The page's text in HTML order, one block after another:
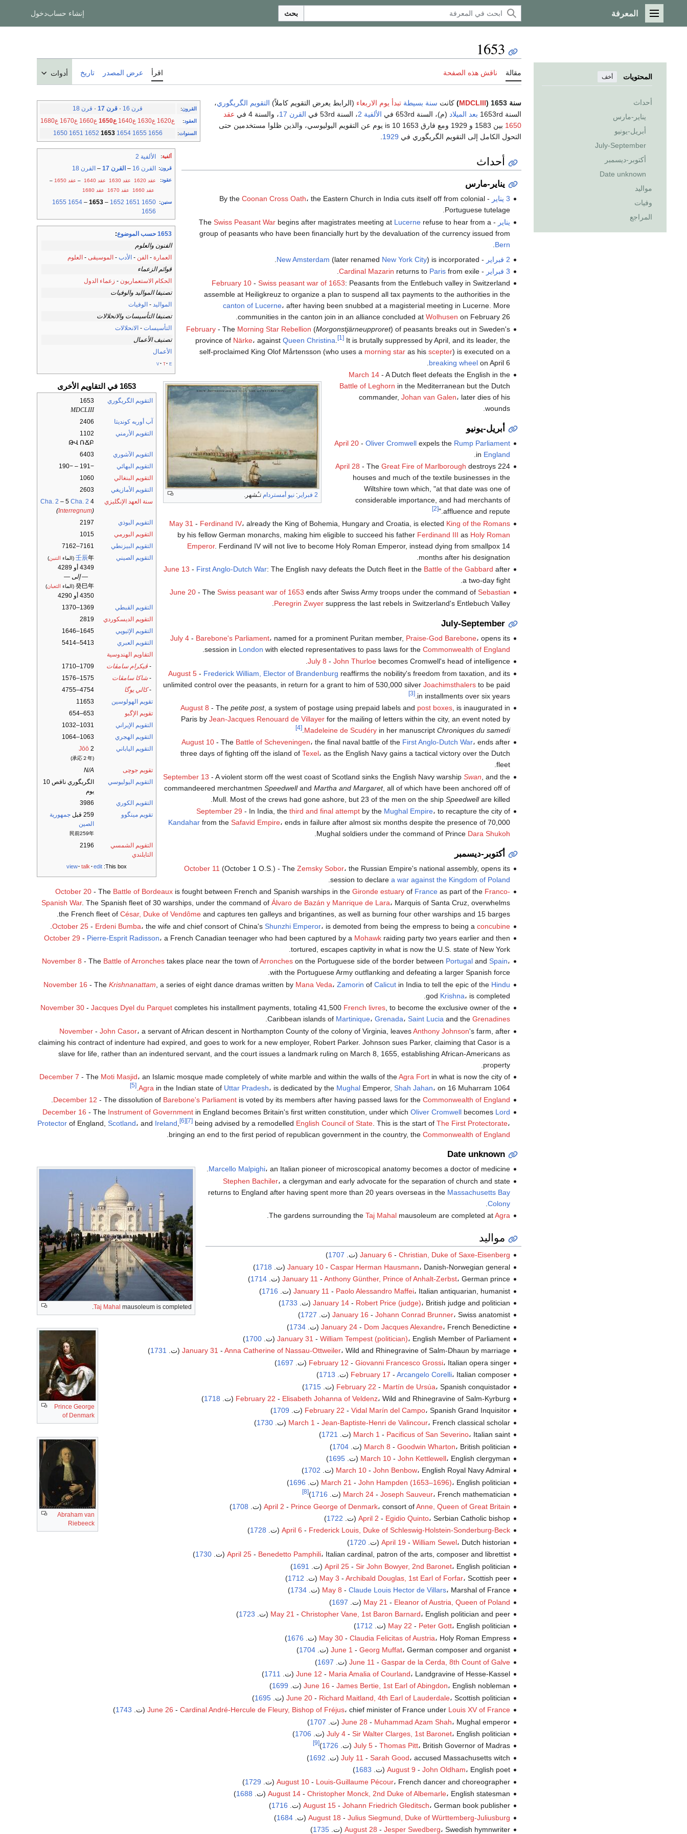
القائمة الرئيسية
المعرفة بحث إنشاء حسابدخول
المحتويات أخف
أحداث
يناير-مارس
أبريل-يونيو
July-September
أكتوبر-ديسمبر
Date unknown
مواليد
وفيات
المراجع
1653
مقالة ناقش هذه الصفحة اقرأ عرض المصدر تاريخ أدوات
القرون: قرن 16 · قرن 17 · قرن 18
العقود: ع1620 ع1630 ع1640 ع1650 ع1660 ع1670 ع1680
السنوات:
1650 1651 1652 1653 1654 1655 1656
ألفية: الألفية 2
قرون: القرن 16 – القرن 17 – القرن 18
عقود: عقد 1620 عقد 1630 عقد 1640 – عقد 1650
–
عقد 1660
عقد 1670 عقد 1680
سنين:
1650
1651
1652
–
1653
–
1654
1655
1656
1653 حسب الموضوع
:
الفنون والعلوم
العمارة - الفن - الأدب - الموسيقى - العلوم
قوائم الزعماء
الحكام الاستعماريون - زعماء الدول
تصنيفا المواليد والوفيات
المواليد - الوفيات
تصنيفا التأسيسات والانحلالات
التأسيسات - الانحلالات
تصنيف الأعمال
الأعمال
v t e
1653 في التقاويم الأخرى
التقويم الگريگوري
1653
MDCLIII
آب أوربه كونديتا
2406
التقويم الأرمني
1102
ԹՎ ՌՃԲ
التقويم الآشوري
6403
التقويم البهائي
−191 – −190
التقويم البنغالي
1060
التقويم الأمازيغي
2603
سنة العهد الإنگليزي
4
Cha. 2 – 5 Cha. 2
(
Interregnum
)
التقويم البوذي
2197
التقويم البورمي
1015
التقويم البيزنطي
7161–7162
التقويم الصيني
壬辰年 (الماء التنين)
4349 أو 4289
— إلى —
癸巳年 (الماء الثعبان)
4350 أو 4290
التقويم القبطي
1369–1370
التقويم الديسكوردي
2819
التقويم الإثيوپي
1645–1646
التقويم العبري
5413–5414
التقاويم الهندوسية
- ڤيكرام سامڤات
1709–1710
-شاكا سامڤات
1575–1576
-كالي يوگا
4754–4755
تقويم الهولوسين
11653
تقويم الإگبو
653–654
التقويم الإيراني
1031–1032
التقويم الهجري
1063–1064
التقويم الياباني
Jōō 2
(承応２年)
تقويم جوچى
N/A
التقويم اليوليوسي
الگريگوري ناقص 10
يوم
التقويم الكوري
3986
تقويم مينگوو
259 قبل
جمهورية
الصين
民前259年
التقويم الشمسي
التايلندي
2196
This box:
view talk edit
سنة 1653 ( MDCLIII
) كانت سنة بسيطة تبدأ يوم الاربعاء (الرابط يعرض التقويم كاملاً) التقويم الگريگوري،
السنة 1653rd
بعد الميلاد (م)، السنة 653rd في الألفية 2 ، السنة 53rd في القرن 17 ، والسنة 4 في
عقد
1650
بين 1583 و 1929 ومع فارق 1653 is 10 يوم عن التقويم اليوليوسي، والذين ظلوا مستخدمين حتى
التحول الكامل إلى التقويم الگريگوري في 1929
أحداث
يناير-مارس
3 يناير - By the
Coonan Cross Oath، the Eastern Church in India cuts itself off from colonial
Portuguese tutelage.
يناير - The
Swiss Peasant Warbegins after magistrates meeting at Lucernerefuse to hear from a
group of peasants who have been financially hurt by the devaluation of the currency issued from
Bern
2 فبراير : نيو أمستردام تـُشهر.
2 فبراير -
New Amsterdam (later renamed New York City) is incorporated.
3 فبراير
-
Cardinal Mazarin returns to Parisfrom exile.
February 10- Swiss peasant war of 1653: Peasants from the Entlebuch valley in Switzerland
assemble at Heiligkreuz to organize a plan to suspend all tax payments to the authorities in the
canton of Lucerne، after having been snubbed at a magisterial meeting in Lucerne. More
communities in the canton join in an alliance concluded at Wolhusen on February 26.
February - The Morning Star Rebellion (Morgonstjärneupproret) of peasants breaks out in Sweden's
province of Närke، against Queen Christina [1]It is brutally suppressed by April, and its leader, the
self-proclaimed King Olof Mårtensson (who uses a morning staras his scepter) is executed on a
breaking wheelon April 6.
March 14- A Dutch fleet defeats the English in the
Battle of Leghorn in the Mediterranean but the Dutch
commander, Johan van Galen، later dies of his
wounds.
أبريل-يونيو
April 20- Oliver Cromwellexpels the Rump Parliament
in England
April 28 - The Great Fire of Marlborough destroys 224
houses and much of the textile businesses in the
Wiltshire town which, "at that date was one of
considerable importance, and had merchants of
affluence and repute."
[2]
May 31 - Ferdinand IV، already the King of Bohemia, Hungary and Croatia, is elected King of the Romans
by his fellow German monarchs, making him eligible to succeed his father Ferdinand III as Holy Roman
Emperor. Ferdinand IV will not live to become Holy Roman Emperor, instead dying from smallpox 14
months after his designation.
June 13 - First Anglo-Dutch War: The English navy defeats the Dutch fleet in the Battle of the Gabbard after
a two-day fight.
June 20- The Swiss peasant war of 1653 ends after Swiss Army troops under the command of Sebastian
Peregrin Zwyersuppress the last rebels in Switzerland's Entlebuch Valley.
July-September
July 4- Barebone's Parliament، named for a prominent Puritan member, Praise-God Barebone، opens its
session in London with elected representatives to pass laws for the Commonwealth of England
July 8 - John Thurloebecomes Cromwell's head of intelligence.
August 5- Frederick William, Elector of Brandenburg reaffirms the nobility's freedom from taxation, and its
unlimited control over the peasants, in return for a grant to him of 530,000 silver Joachimsthalersto be paid
in installments over six years.
[3]
August 8 - The petite post, a system of postage using prepaid labels and post boxes, is inaugurated in
Paris by Jean-Jacques Renouard de Villayerfor the mailing of letters within the city, an event noted by
Madeleine de Scudéryin her manuscript Chroniques du samedi
.
[4]
August 10- The Battle of Scheveningen، the final naval battle of the First Anglo-Dutch War، ends after
three days of fighting off the island of Texel، as the English Navy gains a tactical victory over the Dutch
fleet.
September 13 - A violent storm off the west coast of Scotland sinks the English Navy warship Swan , and the
commandeered merchantmen Speedwelland Martha and Margaret, all of which have been anchored off of
Mull. Most of the crews had gone ashore, but 23 of the men on the ship Speedwellare killed.
September 29 - In India, the third and final attemptby the Mughal Empire، to recapture the city of
Kandaharfrom the Safavid Empire، ends in failure after almost six months despite the presence of 70,000
Mughal soldiers under the command of Prince Dara Shukoh
.
أكتوبر-ديسمبر
October 11 (October 1 O.S.) - The Zemsky Sobor، the Russian Empire's national assembly, opens its
session to declare a war against the Kingdom of Poland
October 20- The Battle of Bordeauxis fought between French and Spanish warships in the Gironde estuaryof Franceas part of the Franco-
Spanish War. The Spanish fleet of 30 warships, under the command of Álvaro de Bazán y Manrique de Lara، Marquis of Santa Cruz, overwhelms
the French fleet of César, Duke of Vendômeand captures ten galleys and brigantines, as well as burning four other warships and 15 barges.
October 25- Erdeni Bumba، the wife and chief consort of China's Shunzhi Emperor، is demoted from being the empress to being a concubine
October 29 - Pierre-Esprit Radisson، a French Canadian teenager who had been captured by a Mohawkraiding party two years earlier and then
tortured, escapes captivity in what is now the U.S. state of New York.
November 8 - The Battle of Arronchestakes place near the town ofArroncheson the Portuguese side of the border between Portugaland Spain،
with the Portuguese Army outflanking and defeating a larger Spanish force.
November 16 - The Krishnanattam , a series of eight dance dramas written by Mana Veda، Zamorin of Calicutin India to tell the epic of the Hindu
god Krishna، is completed.
November 30- Jacques Dyel du Parquetcompletes his installment payments, totaling 41,500 French livres, to become the exclusive owner of the
Caribbean islands of Martinique، Grenada، Saint Lucia and the Grenadines
November- John Casor، a servant of African descent in Northampton County of the colony of Virginia, leavesAnthony Johnson's farm, after
claiming his contract of indenture had expired, and goes to work for a new employer, Robert Parker. Johnson sues Parker, claiming that Casor is a
slave for life, rather than an indentured servant, and the court issues a landmark ruling on March 8, 1655, establishing African-Americans as
property.
December 7 - The Moti Masjid، an Islamic mosque made completely of white marble and within the walls of theAgra Fortin what is now the city of
Agra in the Indian state of Uttar Pradesh، is dedicated by the MughalEmperor, Shah Jahan، on 16 Muharram 1064. [5]
December 12 - The dissolution of Barebone's Parliamentis voted by its members after having passed laws for the Commonwealth of England
.
December 16 - The Instrument of Governmentin England becomes Britain's first written constitution, under which Oliver Cromwellbecomes Lord
Protectorof England, Scotland، and Ireland [6] [7]being advised by a remodelled English Council of State. This is the start of The First Protectorate،
bringing an end to the first period of republican government in the country, the Commonwealth of England
Date unknown
Taj Mahal mausoleum is completed.
Marcello Malpighi، an Italian pioneer of microscopical anatomy becomes a doctor of medicine.
Stephen Bachiler، a clergyman and early advocate for the separation of church and state
returns to England after having spent more than 20 years overseas in the Massachusetts Bay
Colony
The gardens surrounding the Taj Mahalmausoleum are completed atAgra
مواليد
Prince George
of Denmark
Abraham van
Riebeeck
January 6 - Christian, Duke of Saxe-Eisenberg (ت. 1707
)
January 10- Caspar Herman Hausmann، Danish-Norwegian general (ت. 1718
)
January 11 - Anthony Günther, Prince of Anhalt-Zerbst، German prince (ت. 1714
)
January 11 - Paolo Alessandro Maffei، Italian antiquarian, humanist (ت. 1716
)
January 14- Robert Price (judge)، British judge and politician (ت. 1733
)
January 16 - Johann Conrad Brunner، Swiss anatomist (ت. 1727
)
January 24- Dom Jacques Alexandre، French Benedictine (ت. 1734
)
January 31 - William Tempest (politician)، English Member of Parliament (ت. 1700
)
January 31 - Anna Catherine of Nassau-Ottweiler، Wild and Rhinegravine of Salm-Dhaun by marriage (ت. 1731
)
February 12 - Giovanni Francesco Grossi، Italian opera singer (ت. 1697
)
February 17 - Arcangelo Corelli، Italian composer (ت. 1713
)
February 22 - Martín de Ursúa، Spanish conquistador (ت. 1715
)
February 22 - Elisabeth Johanna of Veldenz، Wild and Rhinegravine of Salm-Kyrburg (ت. 1718
)
February 22 - Vidal Marín del Campo، Spanish Grand Inquisitor (ت. 1709
)
March 1 - Jean-Baptiste-Henri de Valincour، French classical scholar (ت. 1730
)
March 1 - Pacificus of San Severino، Italian saint (ت. 1721
)
March 8 - Goodwin Wharton، British politician (ت. 1704
)
March 10- John Kettlewell، English clergyman (ت. 1695
)
March 10- John Benbow، English Royal Navy Admiral (ت. 1702
)
March 21 - John Hampden (1653–1696)، English politician (ت. 1696
)
March 24- Joseph Sauveur، French mathematician (ت. 1716
)
[8]
April 2 - Prince George of Denmark، consort ofAnne, Queen of Great Britain (ت. 1708
)
April 2 - Egidio Quinto، Serbian Catholic bishop (ت. 1722
)
April 6 - Frederick Louis, Duke of Schleswig-Holstein-Sonderburg-Beck (ت. 1728
)
April 19 - William Sewel، Dutch historian (ت. 1720
)
April 25- Benedetto Pamphili، Italian cardinal, patron of the arts, composer and librettist (ت. 1730
)
April 25- Sir John Bowyer, 2nd Baronet، English politician (ت. 1691
)
May 3 - Archibald Douglas, 1st Earl of Forfar، Scottish peer (ت. 1712
)
May 8 - Claude Louis Hector de Villars، Marshal of France (ت. 1734
)
May 21 - Eleanor of Austria, Queen of Poland (ت. 1697
)
May 21 - Christopher Vane, 1st Baron Barnard، English politician and peer (ت. 1723
)
May 22 - Peter Gott، English politician (ت. 1712
)
May 30- Claudia Felicitas of Austria، Holy Roman Empress (ت. 1676
)
June 1 - Georg Muffat، German composer and organist (ت. 1704
)
June 11 - Gaspar de la Cerda, 8th Count of Galve (ت. 1697
)
June 12 - Maria Amalia of Courland، Landgravine of Hesse-Kassel (ت. 1711
)
June 16 - James Bertie, 1st Earl of Abingdon، English nobleman (ت. 1699
)
June 20- Richard Maitland, 4th Earl of Lauderdale، Scottish politician (ت. 1695
)
June 26 - Cardinal André-Hercule de Fleury, Bishop of Fréjus، chief minister of France under Louis XV of France (ت. 1743
)
June 28 - Muhammad Azam Shah، Mughal emperor (ت. 1707
)
July 4- Sir Walter Clarges, 1st Baronet، English politician (ت. 1706
)
July 5- Thomas Pitt، British Governor of Madras (ت. 1726
)
[9]
July 11 - Sarah Good، accused Massachusetts witch (ت. 1692
)
August 9 - John Oldham، English poet (ت. 1683
)
August 10- Louis-Guillaume Pécour، French dancer and choreographer (ت. 1729
)
August 14- Christopher Monck, 2nd Duke of Albemarle، English statesman (ت. 1688
)
August 15- Johann Friedrich Gleditsch، German book publisher (ت. 1716
)
August 18 - Julius Siegmund, Duke of Württemberg-Juliusburg (ت.1684
)
August 28 - Jesper Swedberg، Swedish hymnwriter (ت. 1735
)